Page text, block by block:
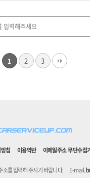
1 2 3
침 이용약관 이메일주소 무단수집
를 입력해 주시기 바랍니다. E-mail.